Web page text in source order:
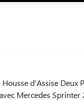
d'Assise Deux
Mercedes Sprinter